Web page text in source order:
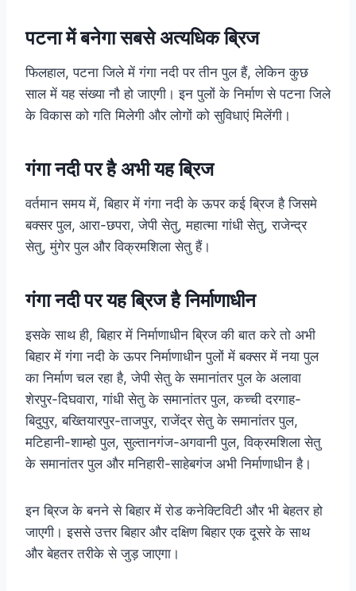
पटना में बनेगा सबसे अत्यधिक ब्रिज
फिलहाल, पटना जिले में गंगा नदी पर तीन पुल हैं, लेकिन कुछ
साल में यह संख्या नौ हो जाएगी। इन पुलों के निर्माण से पटना जिले
के विकास को गति मिलेगी और लोगों को सुविधाएं मिलेंगी।
गंगा नदी पर है अभी यह ब्रिज
वर्तमान समय में, बिहार में गंगा नदी के ऊपर कई ब्रिज है जिसमे
बक्सर पुल, आरा-छपरा, जेपी सेतु, महात्मा गांधी सेतु, राजेन्द्र
सेतु, मुंगेर पुल और विक्रमशिला सेतु हैं।
गंगा नदी पर यह ब्रिज है निर्माणाधीन
इसके साथ ही, बिहार में निर्माणाधीन ब्रिज की बात करे तो अभी
बिहार में गंगा नदी के ऊपर निर्माणाधीन पुलों में बक्सर में नया पुल
का निर्माण चल रहा है, जेपी सेतु के समानांतर पुल के अलावा
शेरपुर-दिघवारा, गांधी सेतु के समानांतर पुल, कच्ची दरगाह-
बिदुपुर, बख्तियारपुर-ताजपुर, राजेंद्र सेतु के समानांतर पुल,
मटिहानी-शाम्हो पुल, सुल्तानगंज-अगवानी पुल, विक्रमशिला सेतु
के समानांतर पुल और मनिहारी-साहेबगंज अभी निर्माणाधीन है।
इन ब्रिज के बनने से बिहार में रोड कनेक्टिविटी और भी बेहतर हो
जाएगी। इससे उत्तर बिहार और दक्षिण बिहार एक दूसरे के साथ
और बेहतर तरीके से जुड़ जाएगा।